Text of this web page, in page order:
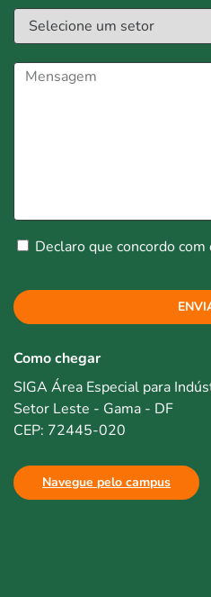
Declaro que concordo com
Como chegar
SIGA Área Especial para
Setor Leste - Gama - DF
CEP: 72445-020
Navegue pelo campus